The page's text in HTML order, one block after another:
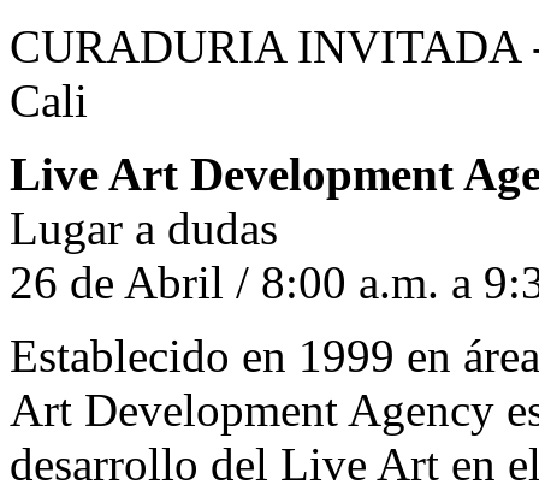
CURADURIA INVITADA
Cali
Live Art Development
Lugar a dudas
26 de Abril / 8:00 a.m. a
Establecido en 1999 en
Art Development Agency
desarrollo del Live Art en